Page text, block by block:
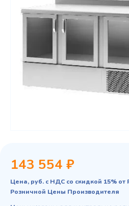
143 554 ₽
Цена, руб. с НДС со скидкой 15%
Розничной Цены Производителя